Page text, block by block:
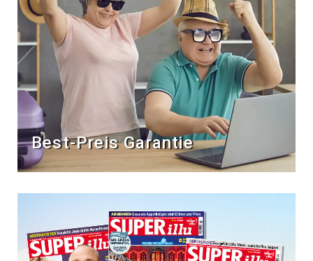
Best-Preis Garantie